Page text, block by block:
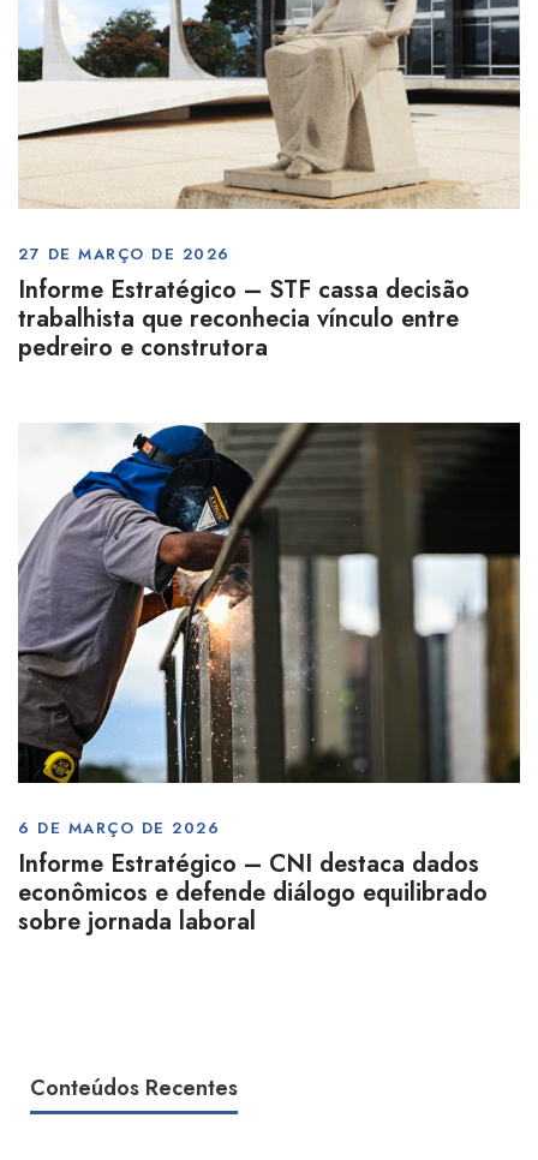
27 DE MARÇO DE 2026
Informe Estratégico – STF cassa decisão
trabalhista que reconhecia vínculo entre
pedreiro e construtora
6 DE MARÇO DE 2026
Informe Estratégico – CNI destaca dados
econômicos e defende diálogo equilibrado
sobre jornada laboral
Conteúdos Recentes